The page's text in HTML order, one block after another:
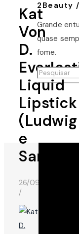
Kat
Von
D.
Liquid
Lipstick
(Ludwig
e
26/09/2017
/
2Beauty
Grande
quase
fome.